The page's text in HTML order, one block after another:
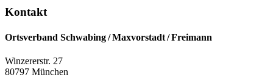
Kontakt
Ortsverband Schwabing / Maxvorstadt ⁠/ Freimann
Winzererstr. 27
80797 München